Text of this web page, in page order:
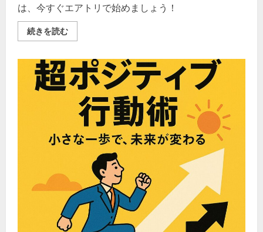
は、今すぐエアトリで始めましょう！
続きを読む衝
撃
価
格！
エ
で、
こ
そ
海
へ
旅
立
と
う！